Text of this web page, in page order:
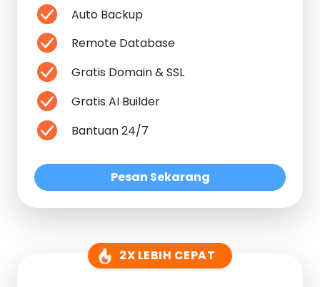
Auto Backup
Remote Database
Gratis Domain & SSL
Gratis AI Builder
Bantuan 24/7
Pesan Sekarang
2X LEBIH CEPAT